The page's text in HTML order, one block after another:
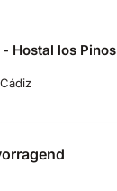
Hostal los Pinos